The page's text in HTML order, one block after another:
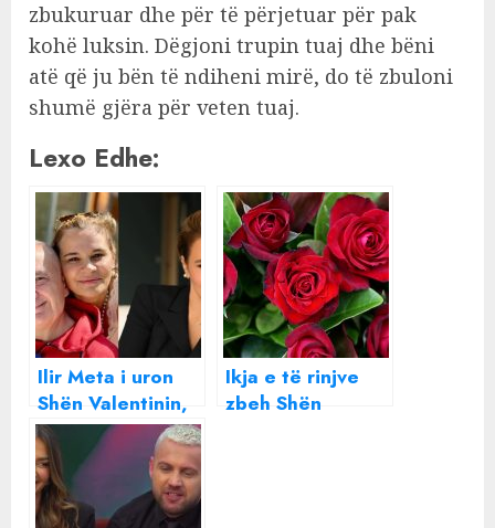
zbukuruar dhe për të përjetuar për pak
kohë luksin. Dëgjoni trupin tuaj dhe bëni
atë që ju bën të ndiheni mirë, do të zbuloni
shumë gjëra për veten tuaj.
Lexo Edhe:
Ilir Meta i uron
Shën Valentinin,
Monikës “bio”
dhe jo asaj të
bërë nga
operacionet
Ikja e të rinjve
zbeh Shën